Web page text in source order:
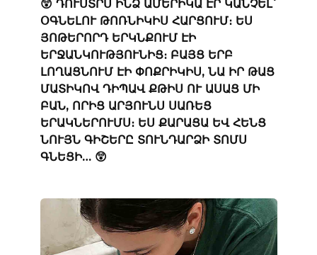
😲 ԴՈՒՍՏՐՍ ԻՆՁ ԱՄԵՐԻԿԱ ԷՐ ԿԱՆՉԵԼ՝
ՕԳՆԵԼՈՒ ԹՈՌՆԻԿԻՍ ՀԱՐՑՈՒՄ։ ԵՍ
ՅՈԹԵՐՈՐԴ ԵՐԿՆՔՈՒՄ ԷԻ
ԵՐՋԱՆԿՈՒԹՅՈՒՆԻՑ։ ԲԱՅՑ ԵՐԲ
ԼՈՂԱՑՆՈՒՄ ԷԻ ՓՈՔՐԻԿԻՍ, ՆԱ ԻՐ ԹԱՑ
ՄԱՏԻԿՈՎ ԴԻՊԱՎ ՔԹԻՍ ՈՒ ԱՍԱՑ ՄԻ
ԲԱՆ, ՈՐԻՑ ԱՐՅՈՒՆՍ ՍԱՌԵՑ
ԵՐԱԿՆԵՐՈՒՄՍ։ ԵՍ ՔԱՐԱՑԱ ԵՎ ՀԵՆՑ
ՆՈՒՅՆ ԳԻՇԵՐԸ ՏՈՒՆԴԱՐՁԻ ՏՈՄՍ
ԳՆԵՑԻ… 😲